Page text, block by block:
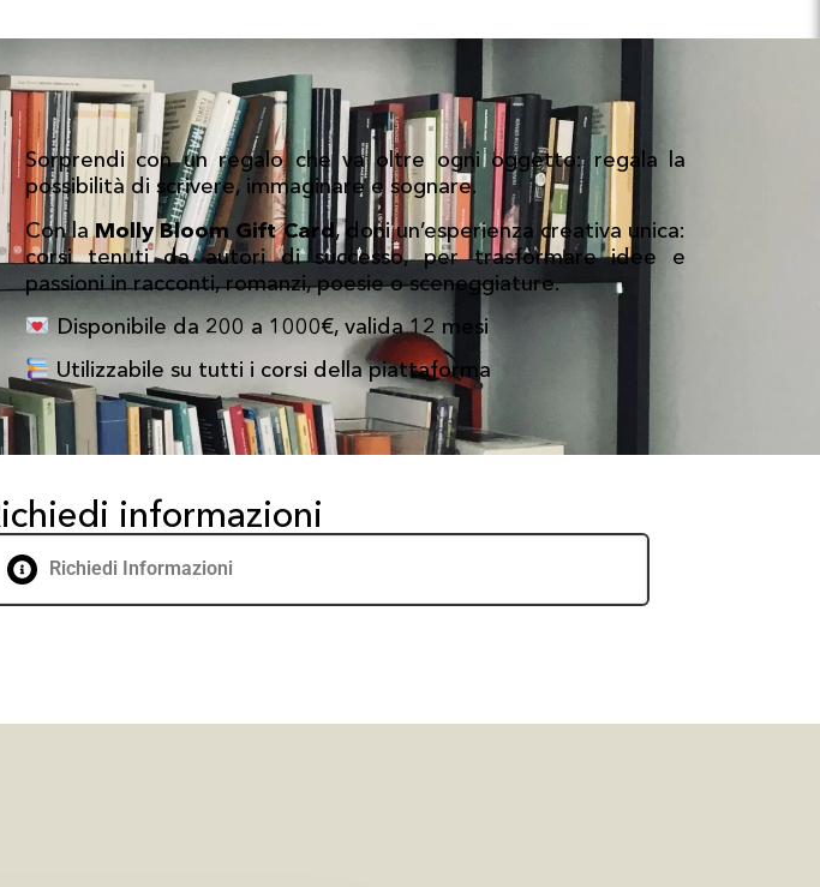
Sorprendi con un regalo che va oltre ogni oggetto: regala la
possibilità di scrivere, immaginare e sognare.
Con laMolly Bloom Gift Card, doni un’esperienza creativa unica:
corsi tenuti da autori di successo, per trasformare idee e
passioni in racconti, romanzi, poesie o sceneggiature.
Disponibile da 200 a 1000€, valida 12 mesi
Utilizzabile su tutti i corsi della piattaforma
informazioni
Richiedi Informazioni